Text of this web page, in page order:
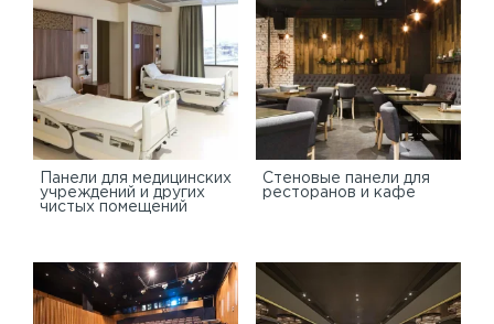
Панели для медицинских
учреждений и других
чистых помещений
Стеновые панели для
ресторанов и кафе